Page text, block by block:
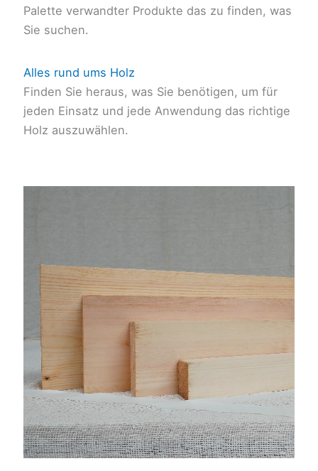
Palette verwandter Produkte das zu finden, was
Sie suchen.
Alles rund ums Holz
Finden Sie heraus, was Sie benötigen, um für
jeden Einsatz und jede Anwendung das richtige
Holz auszuwählen.